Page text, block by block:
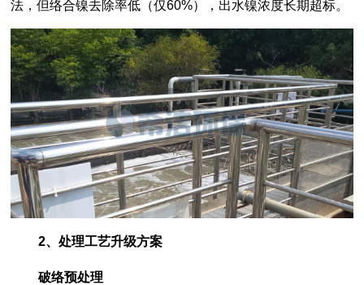
法，但络合镍去除率低（仅60%），出水镍浓度长期超标。
2、处理工艺升级方案
破络预处理